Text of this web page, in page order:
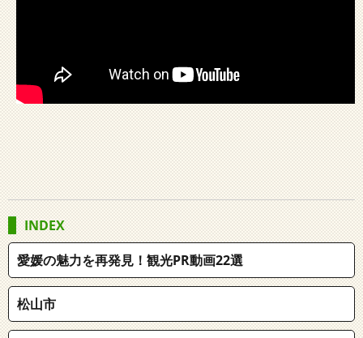
INDEX
愛媛の魅力を再発見！観光PR動画22選
松山市